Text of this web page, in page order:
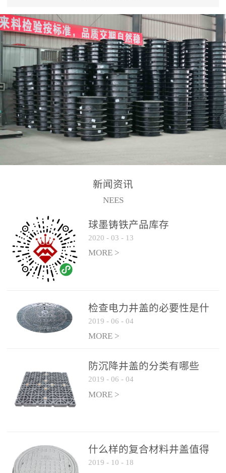
给排水应用系列时间
2017-2-15
新闻资讯
NEES
球墨铸铁产品库存
2020 - 03 - 13
MORE >
检查电力井盖的必要性是什
么？
2019 - 06 - 04
MORE >
防沉降井盖的分类有哪些
2019 - 06 - 04
MORE >
什么样的复合材料井盖值得
选择和使用
2019 - 10 - 18